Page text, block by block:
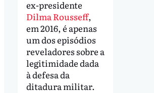
ex-presidente
Dilma Rousseff,
em 2016, é apenas
um dos episódios
reveladores sobre a
legitimidade dada
à defesa da
ditadura militar.